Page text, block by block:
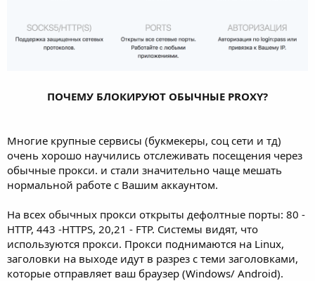
ПОЧЕМУ БЛОКИРУЮТ ОБЫЧНЫЕ PROXY?
Многие крупные сервисы (букмекеры, соц сети и тд)
очень xорошо научились отслеживать посещения через
обычные прокси. и стали значительно чаще мешать
нормальной работе с Вашим аккаунтом.
На всех обычных прокси открыты дефолтные порты: 80 -
HTTP, 443 -HTTPS, 20,21 - FTP. Системы видят, что
используются прокси. Прокси поднимаются на Linux,
заголовки на выходе идут в разрез с теми заголовками,
которые отправляет ваш браузер (Windows/ Android).